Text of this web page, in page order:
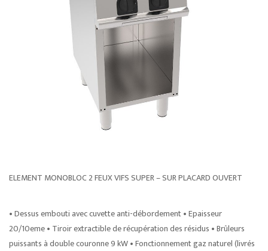
ELEMENT MONOBLOC 2 FEUX VIFS SUPER – SUR PLACARD OUVERT
• Dessus embouti avec cuvette anti-débordement • Epaisseur
20/10eme • Tiroir extractible de récupération des résidus • Brûleurs
puissants à double couronne 9 kW • Fonctionnement gaz naturel (livrés